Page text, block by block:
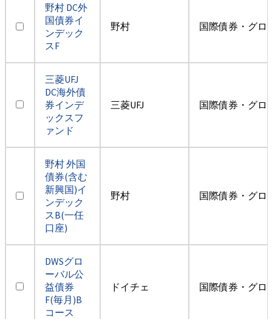
野村 DC外
国債券イ
ンデック
スF
野村 国際債券・グロ
三菱UFJ
DC海外債
券インデ
ックスフ
ァンド
三菱UFJ 国際債券・グロ
野村 外国
債券(含む
新興国)イ
ンデック
スB(一任
口座)
野村 国際債券・グロ
DWSグロ
ーバル公
益債券
F(毎月)B
コース
ドイチェ 国際債券・グロ